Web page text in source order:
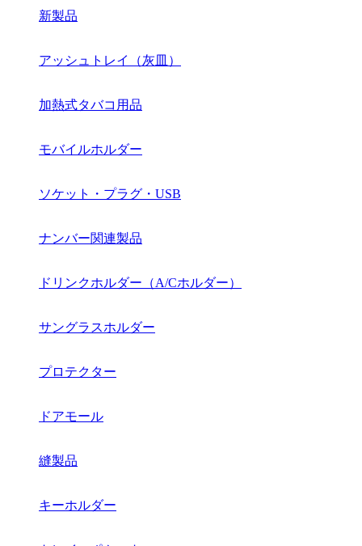
新製品
アッシュトレイ（灰皿）
加熱式タバコ用品
モバイルホルダー
ソケット・プラグ・USB
ナンバー関連製品
ドリンクホルダー（A/Cホルダー）
サングラスホルダー
プロテクター
ドアモール
縫製品
キーホルダー